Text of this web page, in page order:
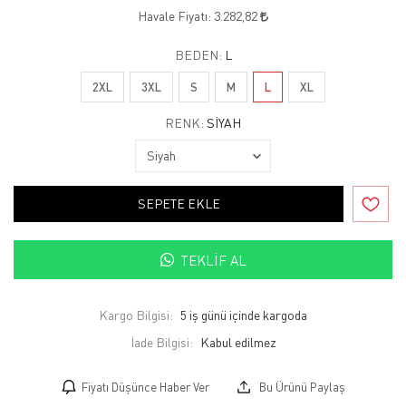
Havale Fiyatı: 3.282,82
BEDEN: L
2XL 3XL S M L XL
RENK: SIYAH
SEPETE EKLE
TEKLIF AL
Kargo Bilgisi: 5 iş günü içinde kargoda
İade Bilgisi:
Fiyatı Düşünce Haber Ver Bu Ürünü Paylaş